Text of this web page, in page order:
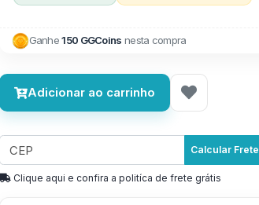
Ganhe150 GGCoins nesta compra
Adicionar ao carrinho
Calcular Frete
Clique aqui e confira a politíca de frete grátis